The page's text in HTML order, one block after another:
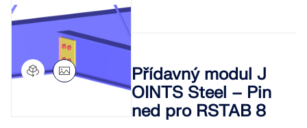
Přídavný modul J
OINTS Steel – Pin
ned pro RSTAB 8